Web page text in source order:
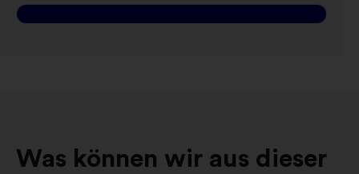
Was können wir aus dieser